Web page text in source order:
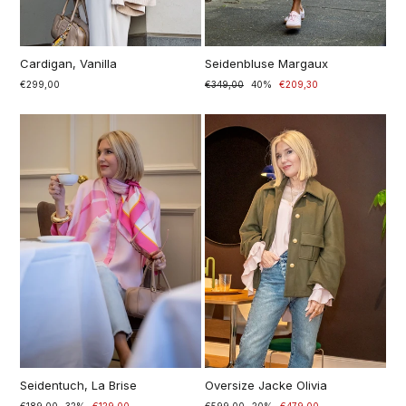
Cardigan, Vanilla
€299,00
Seidenbluse Margaux
Prezzo
€349,00
Prezzo
40% €209,30
Seidentuch, La Brise Oversize Jacke Olivia